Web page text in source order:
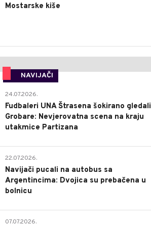
Mostarske kiše
NAVIJAČI
24.07.2026.
Fudbaleri UNA Štrasena šokirano gledali
Grobare: Nevjerovatna scena na kraju
utakmice Partizana
22.07.2026.
Navijači pucali na autobus sa
Argentincima: Dvojica su prebačena u
bolnicu
07.07.2026.